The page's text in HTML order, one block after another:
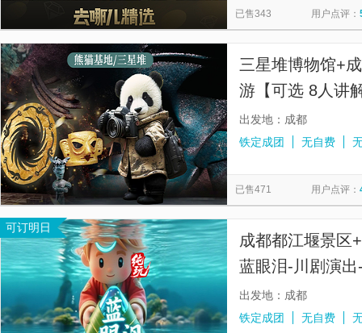
黄龙风景名胜区 眉山三苏祠博物馆 四姑娘山长坪沟景区
理县甘堡藏寨景区 蜀风雅韵剧场·川剧变脸演出·大型古典梨园
已售343 用户点评：
三星堆博物馆+
游【可选 8人讲
上门接人】
出发地：成都
铁定成团
无自费
已售471 用户点评：
可订明日
成都都江堰景区
蓝眼泪-川剧演
◆100%品质纯玩
出发地：成都
铁定成团
无自费